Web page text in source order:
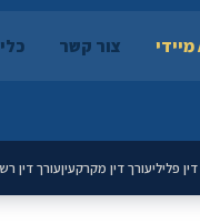
צור קשר כלי AI משפטיים
פליליעורך דין מקרקעיןעורך דין